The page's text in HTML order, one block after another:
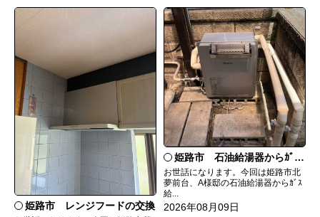
姫路市 レンジフードの交換
姫路市 石油給湯器からｶﾞｽ給湯器へ取替
お世話になります。今回は姫路市北
夢前台、A様邸の石油給湯器からｶﾞｽ
給...
2026年08月09日